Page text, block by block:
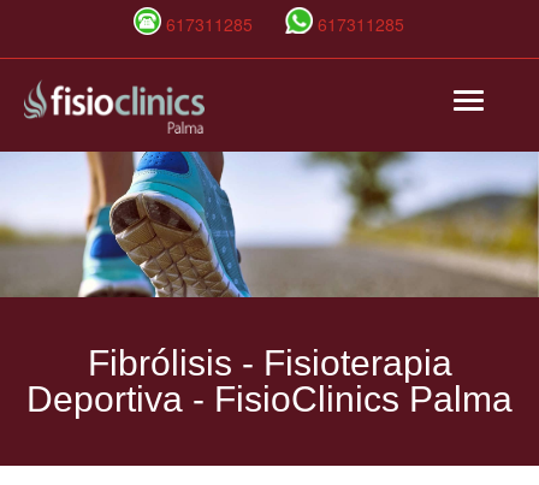
Pasar
contenido
617311285 617311285
Toggle
Fibrólisis - Fisioterapia
Deportiva - FisioClinics Palma